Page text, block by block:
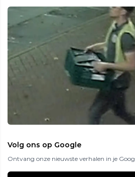
Volg ons op Google
Ontvang onze nieuwste verhalen in je